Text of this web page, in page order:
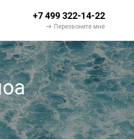
+7 499 322-14-22
Перезвоните мне